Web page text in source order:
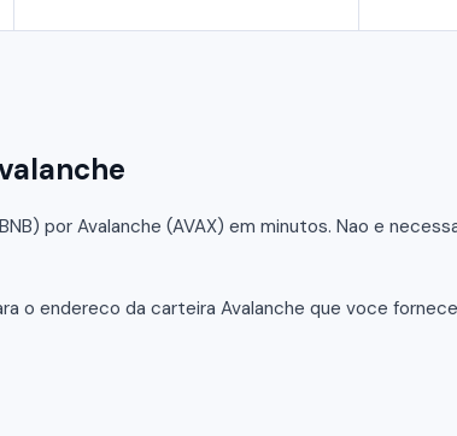
por Avalanche (AVAX) em minutos. Nao e
o endereco da carteira Avalanche que voce